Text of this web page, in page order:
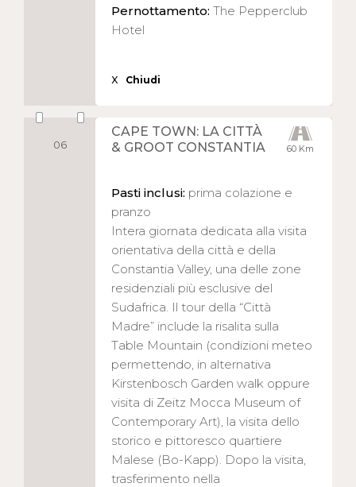
Pernottamento: The Pepperclub
Hotel
X Chiudi
06 60 Km
CAPE TOWN: LA CITTÀ
& GROOT CONSTANTIA
Pasti inclusi: prima colazione e
pranzo
Intera giornata dedicata alla visita
orientativa della città e della
Constantia Valley, una delle zone
residenziali più esclusive del
Sudafrica. Il tour della “Città
Madre” include la risalita sulla
Table Mountain (condizioni meteo
permettendo, in alternativa
Kirstenbosch Garden walk oppure
visita di Zeitz Mocca Museum of
Contemporary Art), la visita dello
storico e pittoresco quartiere
Malese (Bo-Kapp). Dopo la visita,
trasferimento nella